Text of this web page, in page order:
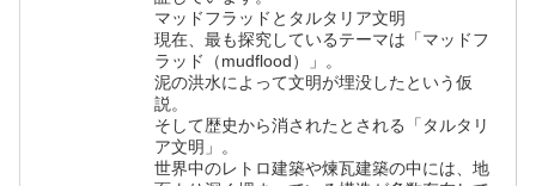
マッドフラッドとタルタリア文明
現在、最も探究しているテーマは「マッドフ
ラッド（mudflood）」。
泥の洪水によって文明が埋没したという仮
説。
そして歴史から消されたとされる「タルタリ
ア文明」。
世界中のレトロ建築や煉瓦建築の中には、地